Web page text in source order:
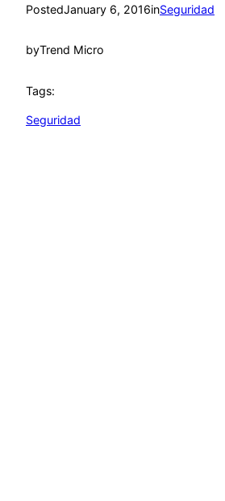
PostedJanuary 6, 2016inSeguridad
byTrend Micro
Tags:
Seguridad